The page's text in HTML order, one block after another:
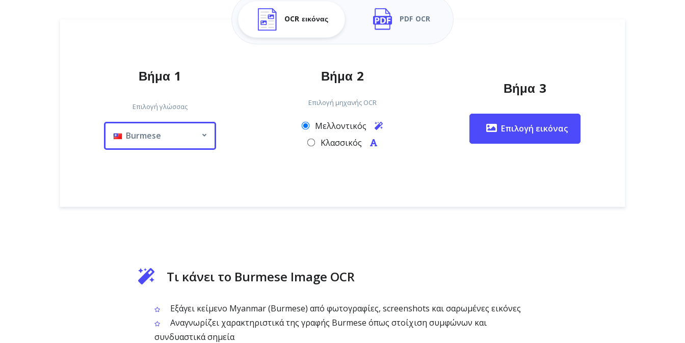
OCR εικόνας PDF OCR
Βήμα 1
Επιλογή γλώσσας
Burmese
Βήμα 2
Επιλογή μηχανής OCR
Μελλοντικός
Κλασσικός
Βήμα 3
Επιλογή εικόνας
Τι κάνει το Burmese Image OCR
Εξάγει κείμενο Myanmar (Burmese) από φωτογραφίες, screenshots και σαρωμένες εικόνες
Αναγνωρίζει χαρακτηριστικά της γραφής Burmese όπως στοίχιση συμφώνων και
συνδυαστικά σημεία